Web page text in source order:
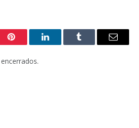
Pinterest LinkedInTumblr
E-